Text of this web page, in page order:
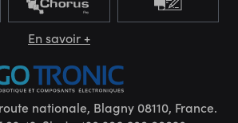
En savoir +
nationale, Blagny 08110, France.